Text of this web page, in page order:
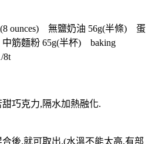
ounces) 無鹽奶油 56g(半條) 蛋
筋麵粉 65g(半杯) baking
8t
巧克力,隔水加熱融化.
後,就可取出.(水溫不能太高,有部